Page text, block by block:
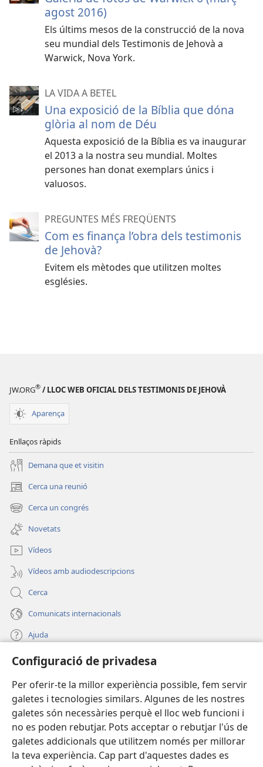
Configuració de privadesa
Per oferir-te la millor experiència possible, fem servir
galetes i tecnologies similars. Algunes de les nostres
galetes són necessàries perquè el lloc web funcioni i
no es poden rebutjar. Pots acceptar o rebutjar l'ús de
galetes addicionals que utilitzem només per millorar
la teva experiència. Cap part d'aquestes dades es
agost 2016)
Els últims mesos de la construcció de la nova
seu mundial dels Testimonis de Jehovà a
Warwick, Nova York.
LA VIDA A BETEL
Una exposició de la Bíblia que dóna
glòria al nom de Déu
Aquesta exposició de la Bíblia es va inaugurar
el 2013 a la nostra seu mundial. Moltes
persones han donat exemplars únics i
valuosos.
PREGUNTES MÉS FREQÜENTS
Com es finança l’obra dels testimonis
de Jehovà?
Evitem els mètodes que utilitzen moltes
esglésies.
JW.ORG® / LLOC WEB OFICIAL DELS TESTIMONIS DE JEHOVÀ
Aparença
Enllaços ràpids
Demana que et visitin
Cerca una reunió
(obre
una
finestra
nova)
Cerca un congrés
(obre
una
finestra
nova)
Novetats
Vídeos
Vídeos amb audiodescripcions
Cerca
Comunicats internacionals
Ajuda
Donacions
una
nova)
BIBLIOTECA EN LÍNIA Watchtower™
(obre
una
finestra
nova)
JW Hub
(obre
una
finestra
®